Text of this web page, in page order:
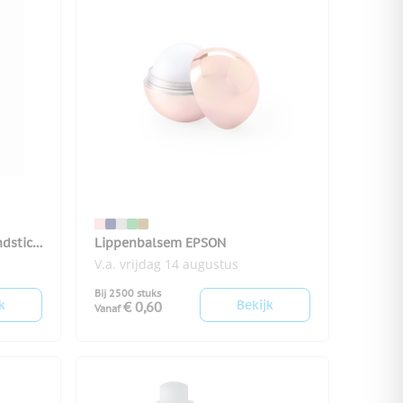
Lippenbalsem EPSON
V.a. vrijdag 14 augustus
Bij 2500 stuks
Vanaf € 0,60 Bekijk